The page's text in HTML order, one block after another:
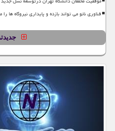
فناوری نانو می تواند بازده و پایداری نیروگاه ها